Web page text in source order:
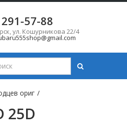
57-88
,ул. Кошурникова 22/4
ориг /
25D